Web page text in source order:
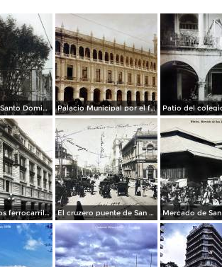
La Iglesia de Santo Domingo. Palacio Municipal por el fotografo Hugo Brehme..
Edicicio de los ferrocarriles. El cruzero puente de San Francisco y Guardiola por el fotografo Felix Miret.